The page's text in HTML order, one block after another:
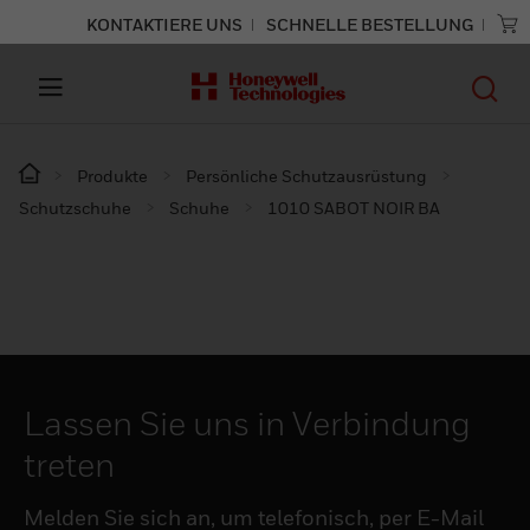
KONTAKTIERE UNS SCHNELLE BESTELLUNG
Produkte
Persönliche Schutzausrüstung
Schutzschuhe
Schuhe 1010 SABOT NOIR BA
Lassen Sie uns in Verbindung
treten
Melden Sie sich an, um telefonisch, per E-Mail